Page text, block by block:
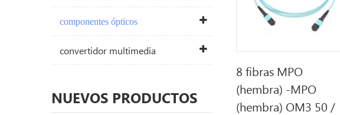
8 fibras MPO
(hembra) -MPO
(hembra) OM3 50 /
componentes ópticos
convertidor multimedia
NUEVOS PRODUCTOS